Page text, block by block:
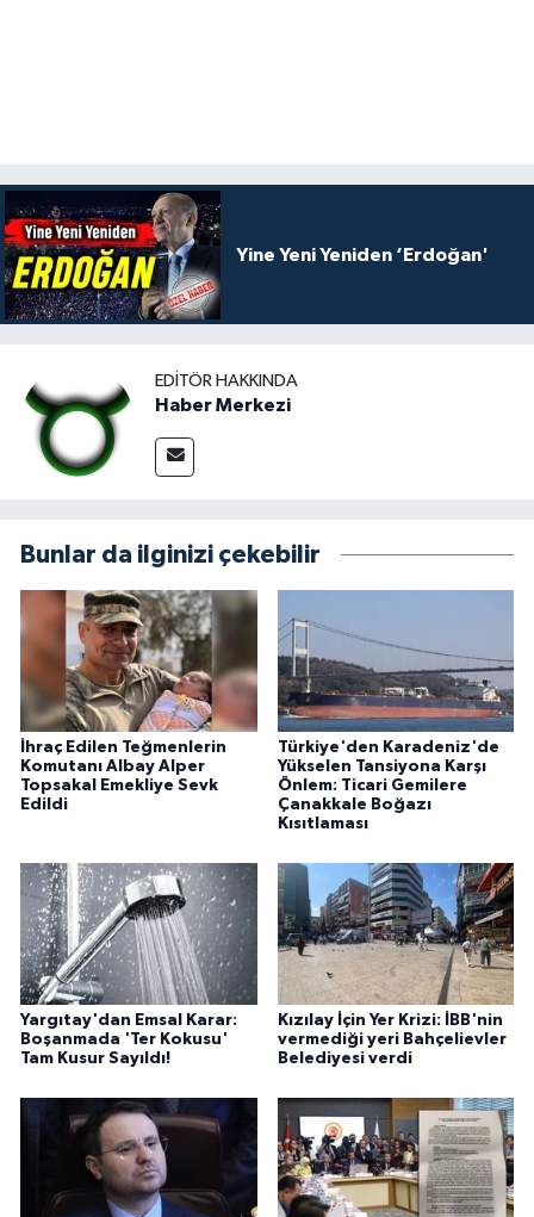
Yine Yeni Yeniden ‘Erdoğan'
EDITÖR HAKKINDA
Haber Merkezi
Bunlar da ilginizi çekebilir
İhraç Edilen Teğmenlerin
Komutanı Albay Alper
Topsakal Emekliye Sevk
Edildi
Türkiye'den Karadeniz'de
Yükselen Tansiyona Karşı
Önlem: Ticari Gemilere
Çanakkale Boğazı
Kısıtlaması
Yargıtay'dan Emsal Karar:
Boşanmada 'Ter Kokusu'
Tam Kusur Sayıldı!
Kızılay İçin Yer Krizi: İBB'nin
vermediği yeri Bahçelievler
Belediyesi verdi